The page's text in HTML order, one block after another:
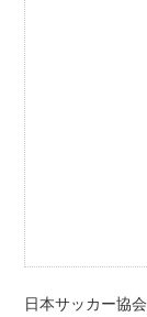
日本サッカー協